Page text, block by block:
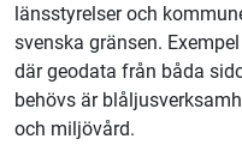
länsstyrelser och
svenska gränsen.
där geodata från båda
behövs är
och miljövård.